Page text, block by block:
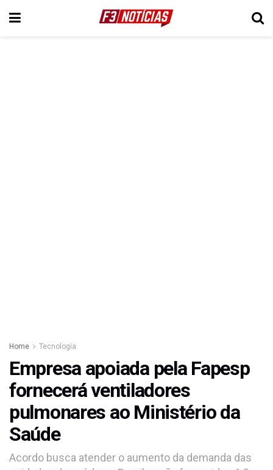
Home Tecnologia
Empresa apoiada pela Fapesp
fornecerá ventiladores
pulmonares ao Ministério da
Saúde
Acordo busca atender o aumento da demanda das